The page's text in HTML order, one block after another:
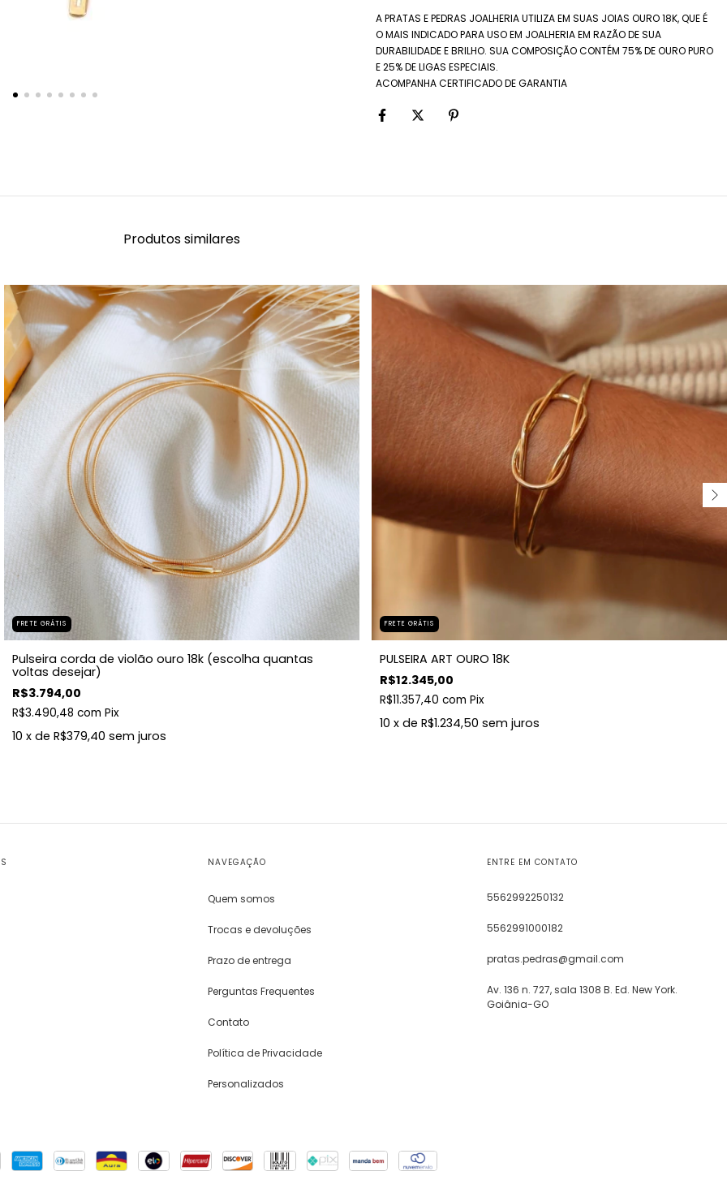
A PRATAS E PEDRAS JOALHERIA UTILIZA EM SUAS JOIAS OURO 18K, QUE É
O MAIS INDICADO PARA USO EM JOALHERIA EM RAZÃO DE SUA
DURABILIDADE E BRILHO. SUA COMPOSIÇÃO CONTÉM 75% DE OURO PURO
E 25% DE LIGAS ESPECIAIS.
ACOMPANHA CERTIFICADO DE GARANTIA
Produtos similares
FRETE GRÁTIS
Pulseira corda de violão ouro 18k (escolha quantas
voltas desejar)
R$3.794,00
R$3.490,48 com Pix
10 x de R$379,40 sem juros
FRETE GRÁTIS
PULSEIRA ART OURO 18K
R$12.345,00
R$11.357,40 com Pix
10 x de R$1.234,50 sem juros
NAVEGAÇÃO
Quem somos
Trocas e devoluções
Prazo de entrega
Perguntas Frequentes
Contato
Política de Privacidade
Personalizados
ENTRE EM CONTATO
5562992250132
5562991000182
pratas.pedras@gmail.com
Av. 136 n. 727, sala 1308 B. Ed. New York.
Goiânia-GO